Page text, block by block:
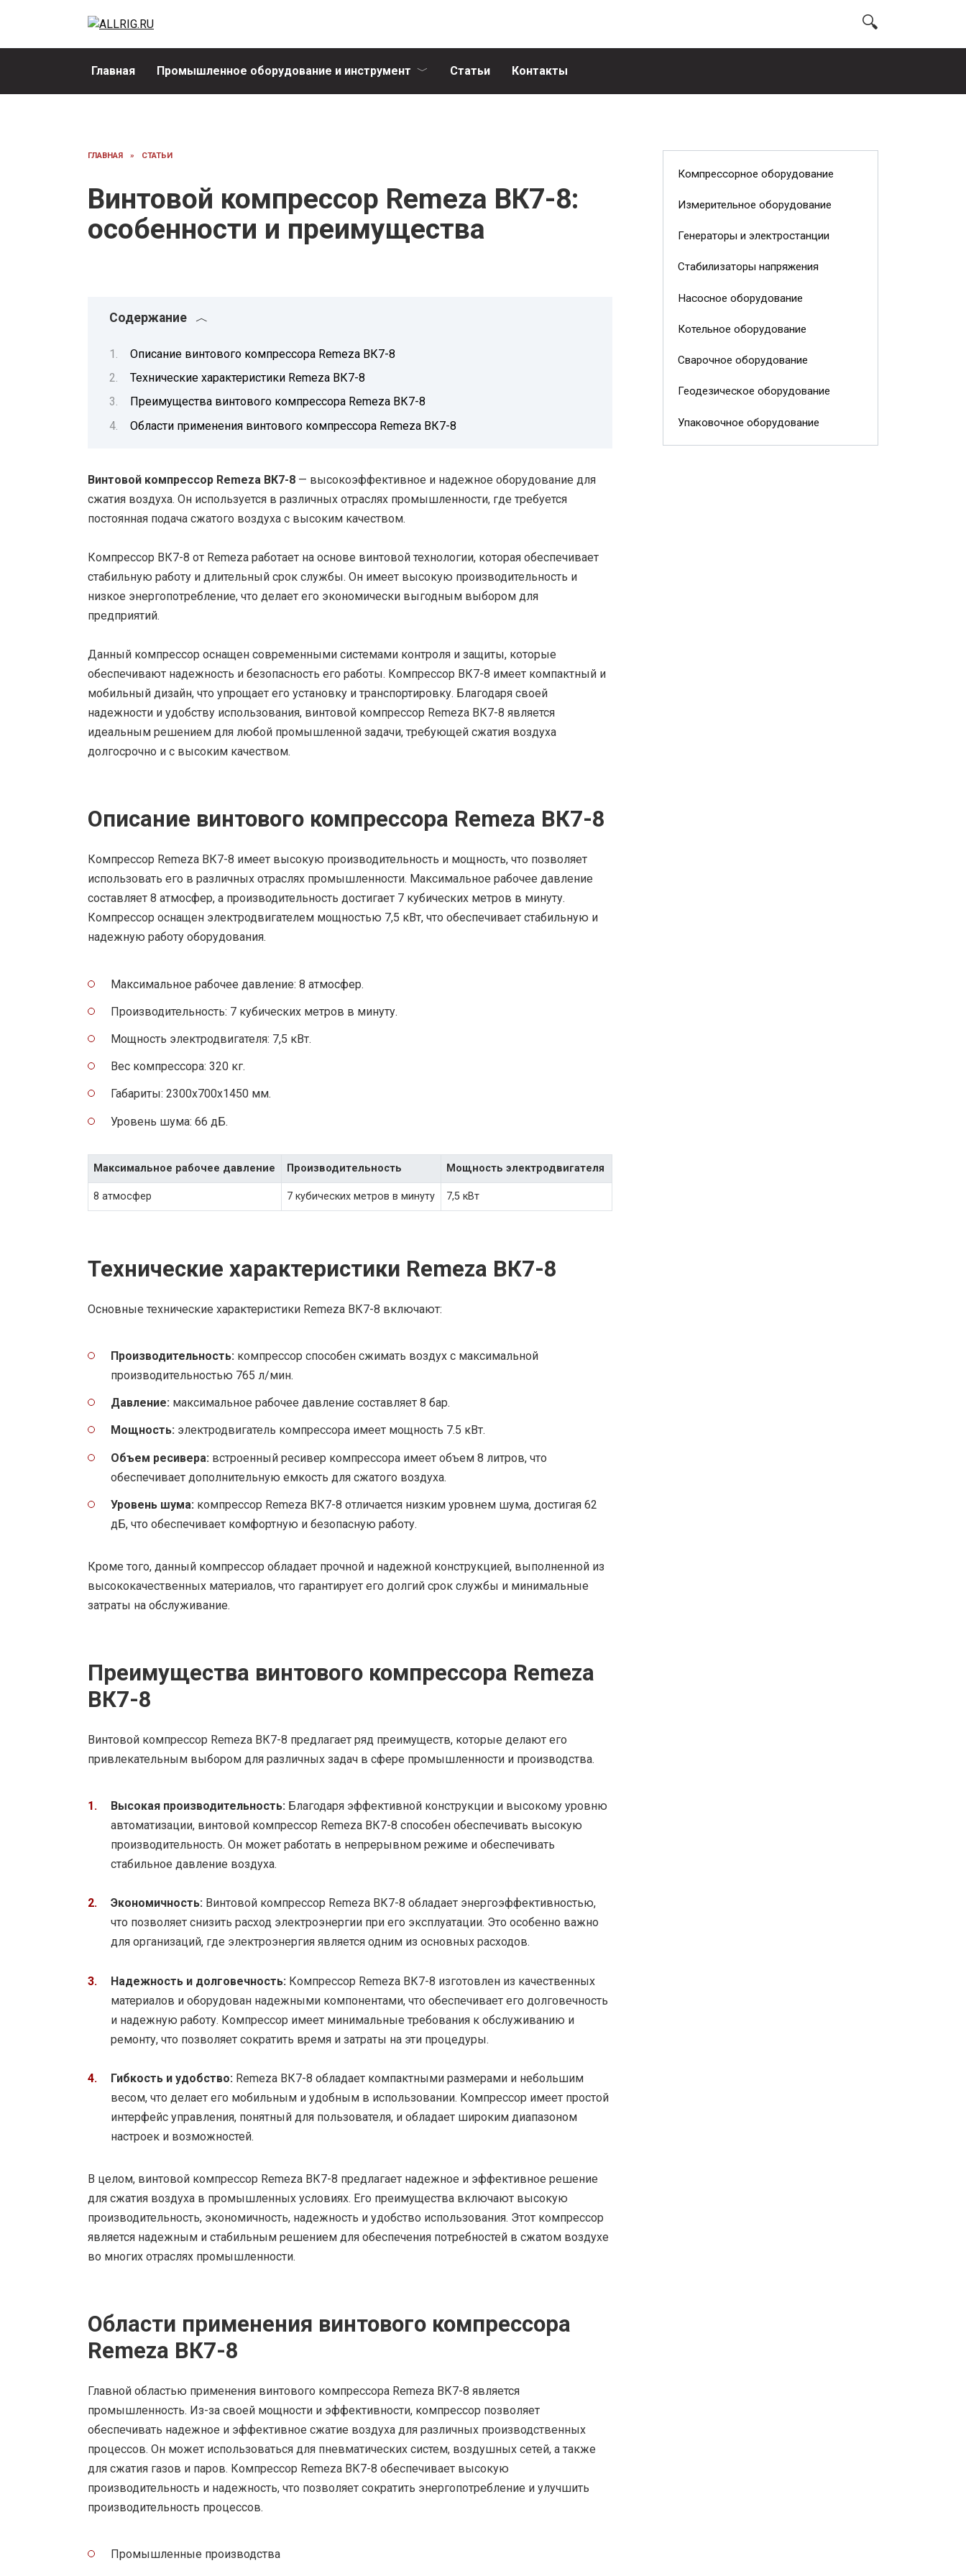
Главная Промышленное оборудование и инструмент Статьи Контакты
ГЛАВНАЯ » СТАТЬИ
Винтовой компрессор Remeza ВК7-8:
особенности и преимущества
Содержание
Описание винтового компрессора Remeza ВК7-8
Технические характеристики Remeza ВК7-8
Преимущества винтового компрессора Remeza ВК7-8
Области применения винтового компрессора Remeza ВК7-8
Винтовой компрессор Remeza ВК7-8 — высокоэффективное и надежное оборудование для
сжатия воздуха. Он используется в различных отраслях промышленности, где требуется
постоянная подача сжатого воздуха с высоким качеством.
Компрессор ВК7-8 от Remeza работает на основе винтовой технологии, которая обеспечивает
стабильную работу и длительный срок службы. Он имеет высокую производительность и
низкое энергопотребление, что делает его экономически выгодным выбором для
предприятий.
Данный компрессор оснащен современными системами контроля и защиты, которые
обеспечивают надежность и безопасность его работы. Компрессор ВК7-8 имеет компактный и
мобильный дизайн, что упрощает его установку и транспортировку. Благодаря своей
надежности и удобству использования, винтовой компрессор Remeza ВК7-8 является
идеальным решением для любой промышленной задачи, требующей сжатия воздуха
долгосрочно и с высоким качеством.
Описание винтового компрессора Remeza ВК7-8
Компрессор Remeza ВК7-8 имеет высокую производительность и мощность, что позволяет
использовать его в различных отраслях промышленности. Максимальное рабочее давление
составляет 8 атмосфер, а производительность достигает 7 кубических метров в минуту.
Компрессор оснащен электродвигателем мощностью 7,5 кВт, что обеспечивает стабильную и
надежную работу оборудования.
Максимальное рабочее давление: 8 атмосфер.
Производительность: 7 кубических метров в минуту.
Мощность электродвигателя: 7,5 кВт.
Вес компрессора: 320 кг.
Габариты: 2300x700x1450 мм.
Уровень шума: 66 дБ.
Максимальное рабочее давление Производительность Мощность электродвигателя
8 атмосфер 7 кубических метров в минуту 7,5 кВт
Технические характеристики Remeza ВК7-8
Основные технические характеристики Remeza ВК7-8 включают:
Производительность: компрессор способен сжимать воздух с максимальной
производительностью 765 л/мин.
Давление: максимальное рабочее давление составляет 8 бар.
Мощность: электродвигатель компрессора имеет мощность 7.5 кВт.
Объем ресивера: встроенный ресивер компрессора имеет объем 8 литров, что
обеспечивает дополнительную емкость для сжатого воздуха.
Уровень шума: компрессор Remeza ВК7-8 отличается низким уровнем шума, достигая 62
дБ, что обеспечивает комфортную и безопасную работу.
Кроме того, данный компрессор обладает прочной и надежной конструкцией, выполненной из
высококачественных материалов, что гарантирует его долгий срок службы и минимальные
затраты на обслуживание.
Преимущества винтового компрессора Remeza
ВК7-8
Винтовой компрессор Remeza ВК7-8 предлагает ряд преимуществ, которые делают его
привлекательным выбором для различных задач в сфере промышленности и производства.
Высокая производительность: Благодаря эффективной конструкции и высокому уровню
автоматизации, винтовой компрессор Remeza ВК7-8 способен обеспечивать высокую
производительность. Он может работать в непрерывном режиме и обеспечивать
стабильное давление воздуха.
Экономичность: Винтовой компрессор Remeza ВК7-8 обладает энергоэффективностью,
что позволяет снизить расход электроэнергии при его эксплуатации. Это особенно важно
для организаций, где электроэнергия является одним из основных расходов.
Надежность и долговечность: Компрессор Remeza ВК7-8 изготовлен из качественных
материалов и оборудован надежными компонентами, что обеспечивает его долговечность
и надежную работу. Компрессор имеет минимальные требования к обслуживанию и
ремонту, что позволяет сократить время и затраты на эти процедуры.
Гибкость и удобство: Remeza ВК7-8 обладает компактными размерами и небольшим
весом, что делает его мобильным и удобным в использовании. Компрессор имеет простой
интерфейс управления, понятный для пользователя, и обладает широким диапазоном
настроек и возможностей.
В целом, винтовой компрессор Remeza ВК7-8 предлагает надежное и эффективное решение
для сжатия воздуха в промышленных условиях. Его преимущества включают высокую
производительность, экономичность, надежность и удобство использования. Этот компрессор
является надежным и стабильным решением для обеспечения потребностей в сжатом воздухе
во многих отраслях промышленности.
Области применения винтового компрессора
Remeza ВК7-8
Главной областью применения винтового компрессора Remeza ВК7-8 является
промышленность. Из-за своей мощности и эффективности, компрессор позволяет
обеспечивать надежное и эффективное сжатие воздуха для различных производственных
процессов. Он может использоваться для пневматических систем, воздушных сетей, а также
для сжатия газов и паров. Компрессор Remeza ВК7-8 обеспечивает высокую
производительность и надежность, что позволяет сократить энергопотребление и улучшить
производительность процессов.
Промышленные производства
Компрессорное оборудование
Измерительное оборудование
Генераторы и электростанции
Стабилизаторы напряжения
Насосное оборудование
Котельное оборудование
Сварочное оборудование
Геодезическое оборудование
Упаковочное оборудование